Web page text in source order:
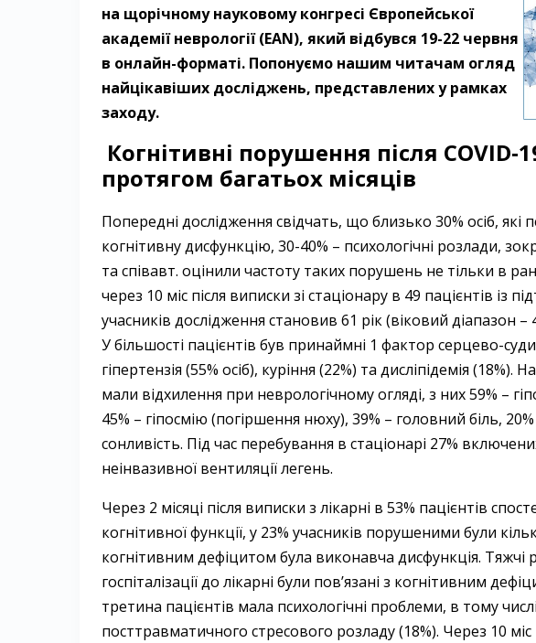
на щорічному науковому конгресі Європейської
академії неврології (ЕАN), який відбувся 19-22 червня
в онлайн-форматі. Попонуємо нашим читачам огляд
найцікавіших досліджень, представлених у рамках
заходу.
Когнітивні порушення після
протягом багатьох місяців
Попередні дослідження свідчать, що близько 30% осіб, які
когнітивну дисфункцію, 30-40% – психологічні розлади,
та співавт. оцінили частоту таких порушень не тільки в
через 10 міс після виписки зі стаціонару в 49 пацієнтів із
учасників дослідження становив 61 рік (віковий діапазон –
У більшості пацієнтів був принаймні 1 фактор серцево-
гіпертензія (55% осіб), куріння (22%) та дисліпідемія (18%).
мали відхилення при неврологічному огляді, з них 59% –
45% – гіпосмію (погіршення нюху), 39% – головний біль, 20%
сонливість. Під час перебування в стаціонарі 27%
неінвазивної вентиляції легень.
Через 2 місяці після виписки з лікарні в 53% пацієнтів
когнітивної функції, у 23% учасників порушеними були
когнітивним дефіцитом була виконавча дисфункція.
госпіталізації до лікарні були пов’язані з когнітивним
третина пацієнтів мала психологічні проблеми, в тому
посттравматичного стресового розладу (18%). Через 10 міс